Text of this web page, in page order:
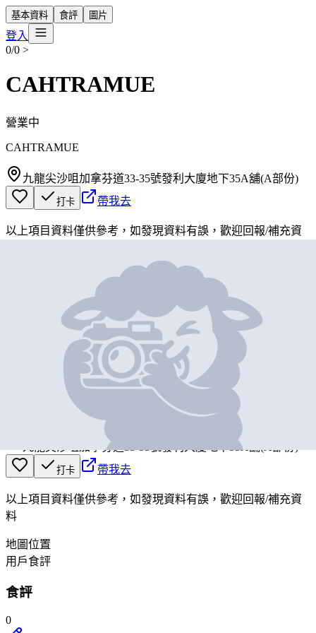
基本資料 食評 圖片
登入
0/0 >
CAHTRAMUE
營業中
CAHTRAMUE
九龍尖沙咀加拿芬道33-35號發利大廈地下35A舖(A部份)
打卡 帶我去
以上項目資料僅供參考，如發現資料有誤，歡迎回報/補充資
CAHTRAMUE
九龍尖沙咀加拿芬道33-35號發利大廈地下35A舖(A部份)
打卡 帶我去
以上項目資料僅供參考，如發現資料有誤，歡迎回報/補充資
料
地圖位置
用戶食評
食評
0